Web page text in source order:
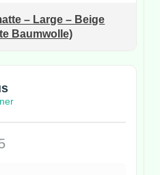
– Large – Beige
Baumwolle)